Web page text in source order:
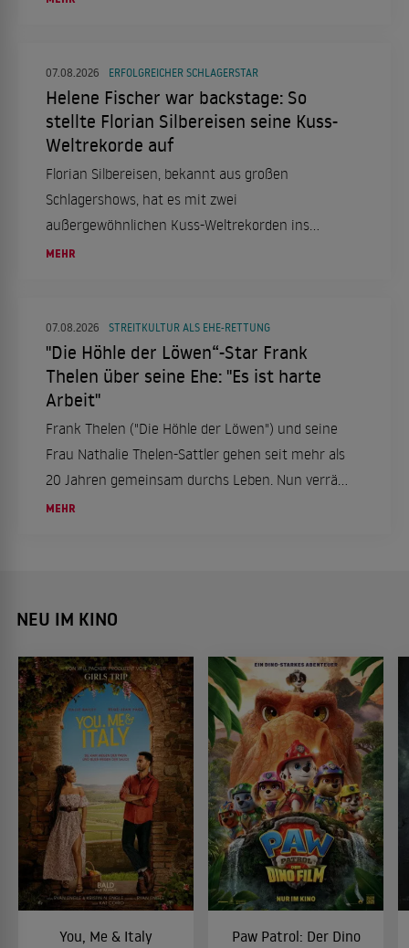
07.08.2026 ERFOLGREICHER SCHLAGERSTAR
Helene Fischer war backstage: So
stellte Florian Silbereisen seine Kuss-
Weltrekorde auf
Florian Silbereisen, bekannt aus großen
Schlagershows, hat es mit zwei
außergewöhnlichen Kuss-Weltrekorden ins
"Guinness-Buch der Rekorde" geschafft. Wir
MEHR
07.08.2026 STREITKULTUR ALS EHE-RETTUNG
"Die Höhle der Löwen“-Star Frank
Thelen über seine Ehe: "Es ist harte
Arbeit"
Frank Thelen ("Die Höhle der Löwen") und seine
Frau Nathalie Thelen-Sattler gehen seit mehr als
20 Jahren gemeinsam durchs Leben. Nun verrät
der Unternehmer, worauf es für ihn in einer
MEHR
NEU IM KINO
You, Me & Italy
Paw Patrol: Der Dino